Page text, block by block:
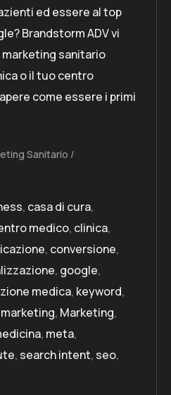
ed essere al top
Brandstorm ADV vi
sanitario
o il tuo centro
come essere i primi
Sanitario
, casa di cura,
medico, clinica,
, conversione,
, google,
medica, keyword,
, Marketing,
, meta,
, search intent, seo,